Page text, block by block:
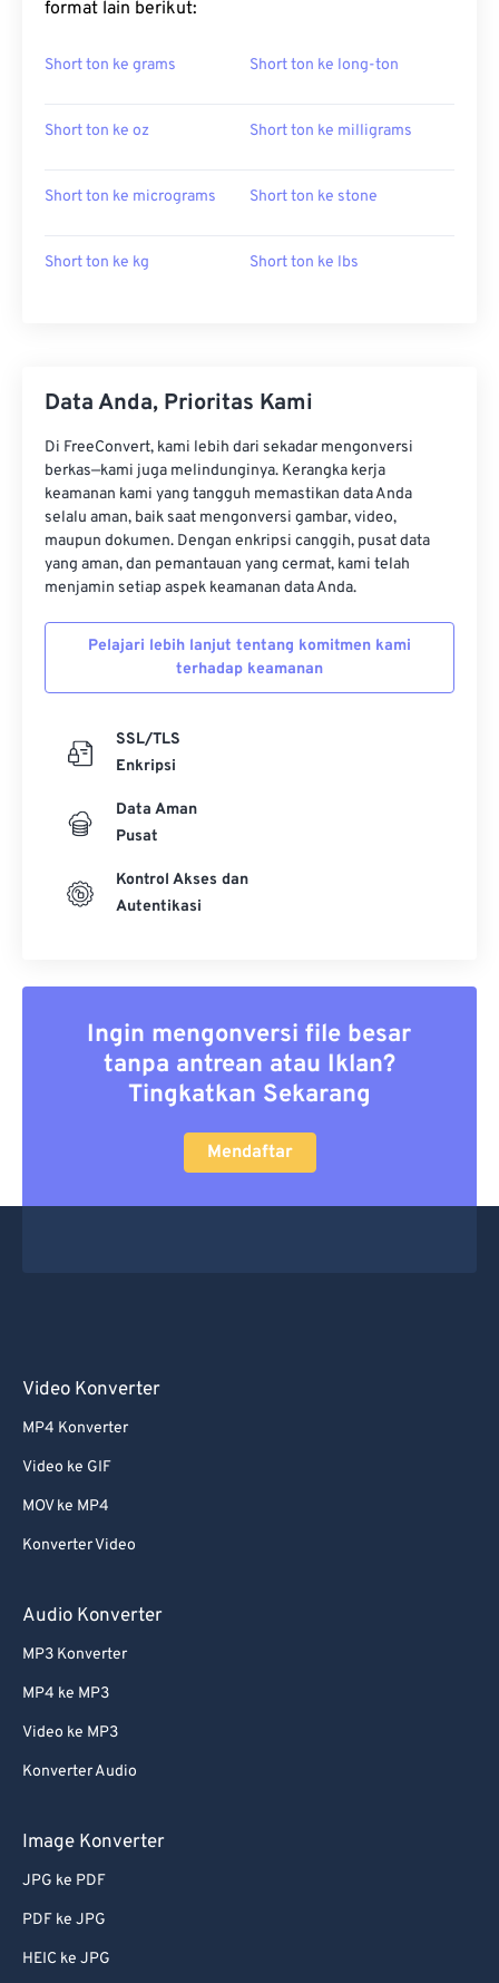
format lain berikut:
Short ton ke grams Short ton ke long-ton
Short ton ke oz Short ton ke milligrams
Short ton ke micrograms Short ton ke stone
Short ton ke kg Short ton ke lbs
Data Anda, Prioritas Kami
Di FreeConvert, kami lebih dari sekadar mengonversi
berkas—kami juga melindunginya. Kerangka kerja
keamanan kami yang tangguh memastikan data Anda
selalu aman, baik saat mengonversi gambar, video,
maupun dokumen. Dengan enkripsi canggih, pusat data
yang aman, dan pemantauan yang cermat, kami telah
menjamin setiap aspek keamanan data Anda.
Pelajari lebih lanjut tentang komitmen kami
terhadap keamanan
SSL/TLS
Enkripsi
Data Aman
Pusat
Kontrol Akses dan
Autentikasi
Ingin mengonversi file besar
tanpa antrean atau Iklan?
Tingkatkan Sekarang
Mendaftar
Video Konverter
MP4 Konverter
Video ke GIF
MOV ke MP4
Konverter Video
Audio Konverter
MP3 Konverter
MP4 ke MP3
Video ke MP3
Konverter Audio
Image Konverter
JPG ke PDF
PDF ke JPG
HEIC ke JPG